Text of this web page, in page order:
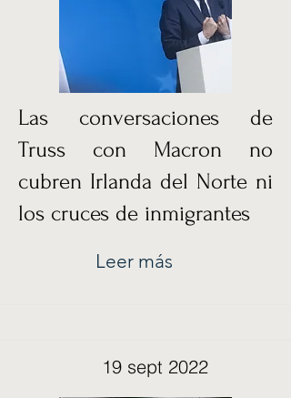
Las conversaciones de
Truss con Macron no
cubren Irlanda del Norte ni
los cruces de inmigrantes
Leer más
19 sept 2022